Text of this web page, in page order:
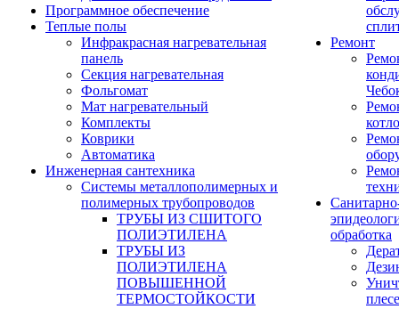
Программное обеспечение
Теплые полы
Инфракрасная нагревательная
панель
Секция нагревательная
Фольгомат
Мат нагревательный
Комплекты
Коврики
Автоматика
Инженерная сантехника
Системы металлополимерных и
полимерных трубопроводов
ТРУБЫ ИЗ СШИТОГО
ПОЛИЭТИЛЕНА
ТРУБЫ ИЗ
ПОЛИЭТИЛЕНА
ПОВЫШЕННОЙ
ТЕРМОСТОЙКОСТИ
Ремонт
обработка